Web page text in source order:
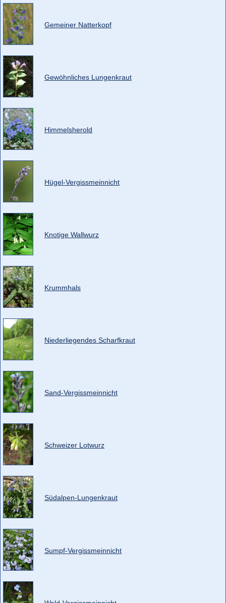
Gemeiner Natterkopf
Gewöhnliches Lungenkraut
Himmelsherold
Hügel-Vergissmeinnicht
Knotige Wallwurz
Krummhals
Niederliegendes Scharfkraut
Sand-Vergissmeinnicht
Schweizer Lotwurz
Südalpen-Lungenkraut
Sumpf-Vergissmeinnicht